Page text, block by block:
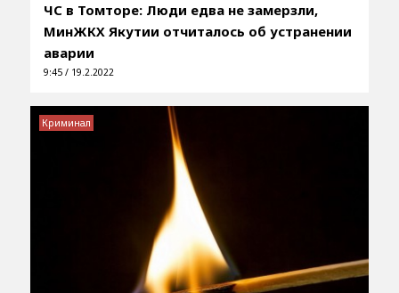
ЧС в Томторе: Люди едва не замерзли,
МинЖКХ Якутии отчиталось об устранении
аварии
9:45 / 19.2.2022
Криминал